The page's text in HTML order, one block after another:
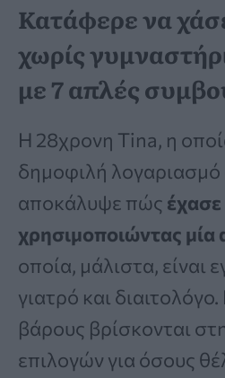
Κατάφερε να
χωρίς
με 7 απλές
Η 28χρονη Tina, η
δημοφιλή
αποκάλυψε πώς έχασε
χρησιμοποιώντας μία
οποία, μάλιστα, είναι
γιατρό και
βάρους βρίσκονται
επιλογών για όσους